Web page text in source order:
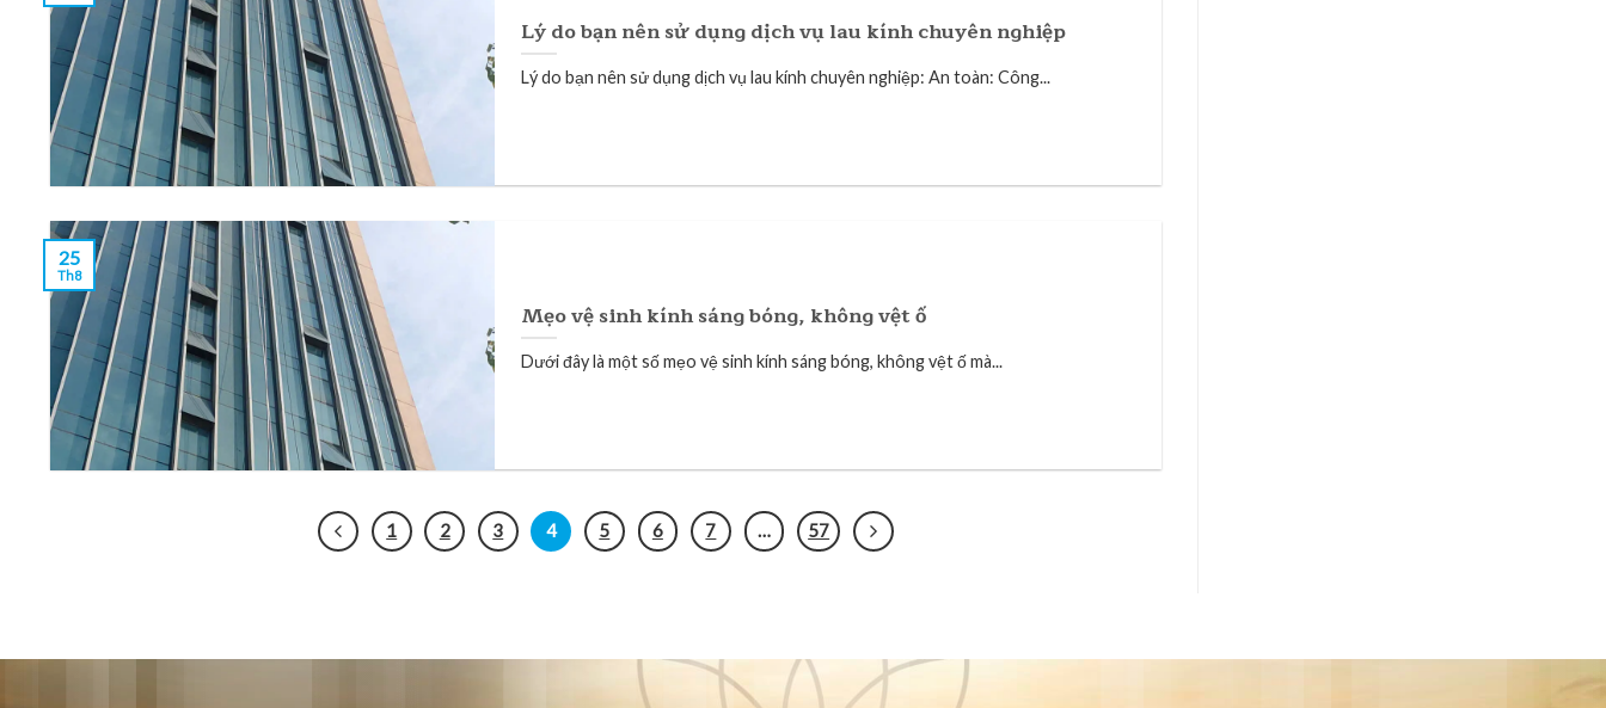
Lý do bạn nên sử dụng dịch vụ lau kính chuyên nghiệp
Lý do bạn nên sử dụng dịch vụ lau kính chuyên nghiệp: An toàn: Công...
Mẹo vệ sinh kính sáng bóng, không vệt ố
Dưới đây là một số mẹo vệ sinh kính sáng bóng, không vệt ố mà...
25
Th8
1 2 3 4 5 6 7 … 57